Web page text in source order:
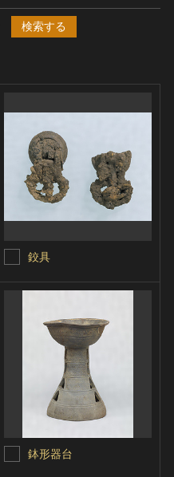
検索する
鉸具
鉢形器台